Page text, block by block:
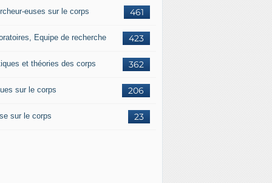
461
euses sur le corps
423
Equipe de recherche
362
et théories des corps
206
sur le corps
23
sur le corps